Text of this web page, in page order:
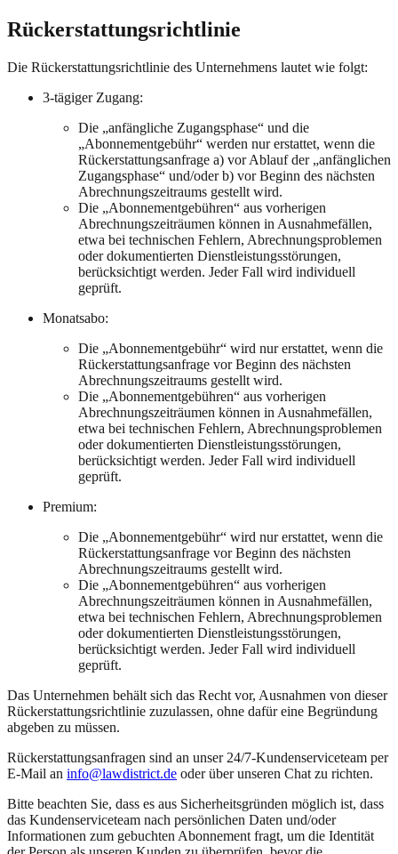
Rückerstattungsrichtlinie
Die Rückerstattungsrichtlinie des Unternehmens lautet wie folgt:
3-tägiger Zugang:
Die „anfängliche Zugangsphase“ und die
„Abonnementgebühr“ werden nur erstattet, wenn die
Rückerstattungsanfrage a) vor Ablauf der „anfänglichen
Zugangsphase“ und/oder b) vor Beginn des nächsten
Abrechnungszeitraums gestellt wird.
Die „Abonnementgebühren“ aus vorherigen
Abrechnungszeiträumen können in Ausnahmefällen,
etwa bei technischen Fehlern, Abrechnungsproblemen
oder dokumentierten Dienstleistungsstörungen,
berücksichtigt werden. Jeder Fall wird individuell
geprüft.
Monatsabo:
Die „Abonnementgebühr“ wird nur erstattet, wenn die
Rückerstattungsanfrage vor Beginn des nächsten
Abrechnungszeitraums gestellt wird.
Die „Abonnementgebühren“ aus vorherigen
Abrechnungszeiträumen können in Ausnahmefällen,
etwa bei technischen Fehlern, Abrechnungsproblemen
oder dokumentierten Dienstleistungsstörungen,
berücksichtigt werden. Jeder Fall wird individuell
geprüft.
Premium:
Die „Abonnementgebühr“ wird nur erstattet, wenn die
Rückerstattungsanfrage vor Beginn des nächsten
Abrechnungszeitraums gestellt wird.
Die „Abonnementgebühren“ aus vorherigen
Abrechnungszeiträumen können in Ausnahmefällen,
etwa bei technischen Fehlern, Abrechnungsproblemen
oder dokumentierten Dienstleistungsstörungen,
berücksichtigt werden. Jeder Fall wird individuell
geprüft.
Das Unternehmen behält sich das Recht vor, Ausnahmen von dieser
Rückerstattungsrichtlinie zuzulassen, ohne dafür eine Begründung
abgeben zu müssen.
Rückerstattungsanfragen sind an unser 24/7-Kundenserviceteam per
E-Mail an info@lawdistrict.de oder über unseren Chat zu richten.
Bitte beachten Sie, dass es aus Sicherheitsgründen möglich ist, dass
das Kundenserviceteam nach persönlichen Daten und/oder
Informationen zum gebuchten Abonnement fragt, um die Identität